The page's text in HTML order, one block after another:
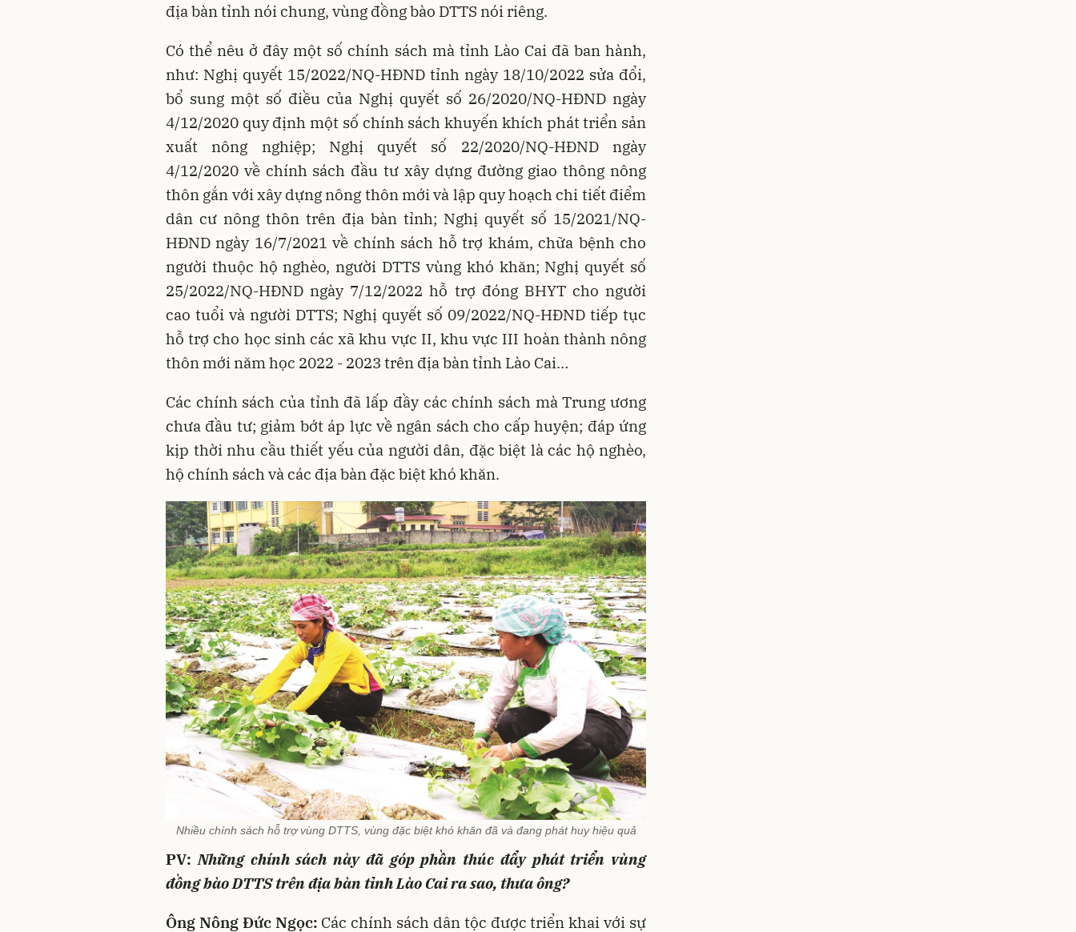
địa bàn tỉnh nói chung, vùng đồng bào DTTS nói riêng.
Có thể nêu ở đây một số chính sách mà tỉnh Lào Cai đã ban hành,
như: Nghị quyết 15/2022/NQ-HĐND tỉnh ngày 18/10/2022 sửa đổi,
bổ sung một số điều của Nghị quyết số 26/2020/NQ-HĐND ngày
4/12/2020 quy định một số chính sách khuyến khích phát triển sản
xuất nông nghiệp; Nghị quyết số 22/2020/NQ-HĐND ngày
4/12/2020 về chính sách đầu tư xây dựng đường giao thông nông
thôn gắn với xây dựng nông thôn mới và lập quy hoạch chi tiết điểm
dân cư nông thôn trên địa bàn tỉnh; Nghị quyết số 15/2021/NQ-
HĐND ngày 16/7/2021 về chính sách hỗ trợ khám, chữa bệnh cho
người thuộc hộ nghèo, người DTTS vùng khó khăn; Nghị quyết số
25/2022/NQ-HĐND ngày 7/12/2022 hỗ trợ đóng BHYT cho người
cao tuổi và người DTTS; Nghị quyết số 09/2022/NQ-HĐND tiếp tục
hỗ trợ cho học sinh các xã khu vực II, khu vực III hoàn thành nông
thôn mới năm học 2022 - 2023 trên địa bàn tỉnh Lào Cai…
Các chính sách của tỉnh đã lấp đầy các chính sách mà Trung ương
chưa đầu tư; giảm bớt áp lực về ngân sách cho cấp huyện; đáp ứng
kịp thời nhu cầu thiết yếu của người dân, đặc biệt là các hộ nghèo,
hộ chính sách và các địa bàn đặc biệt khó khăn.
Nhiều chính sách hỗ trợ vùng DTTS, vùng đặc biệt khó khăn đã và đang phát huy hiệu quả
PV: Những chính sách này đã góp phần thúc đẩy phát triển vùng
đồng bào DTTS trên địa bàn tỉnh Lào Cai ra sao, thưa ông?
Ông Nông Đức Ngọc: Các chính sách dân tộc được triển khai với sự